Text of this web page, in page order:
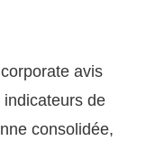
avis
de
consolidée,